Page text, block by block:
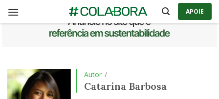
APOIE
Autor /
Catarina Barbosa